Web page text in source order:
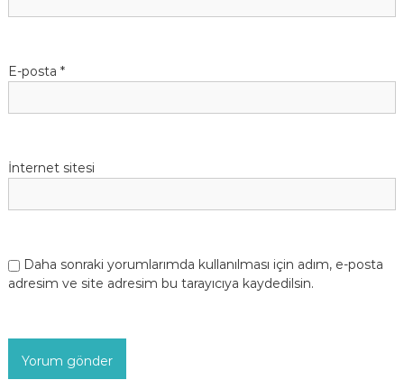
E-posta *
İnternet sitesi
Daha sonraki yorumlarımda kullanılması için adım, e-posta
adresim ve site adresim bu tarayıcıya kaydedilsin.